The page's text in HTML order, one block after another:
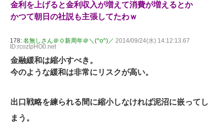
金利を上げると金利収入が増えて消費が増えるとか
かつて朝日の社説も主張してたわｗ
178: 名無しさん＠０新周年＠＼(^o^)／ 2014/09/24(水) 14:12:13.67
ID:rcozlpHO0.net
金融緩和は縮小すべき。
今のような緩和は非常にリスクが高い。
出口戦略を練られる間に縮小しなければ泥沼に嵌ってし
まう。